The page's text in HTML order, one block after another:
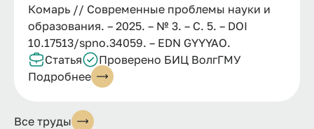
Комарь // Современные проблемы науки и
образования. – 2025. – № 3. – С. 5. – DOI
10.17513/spno.34059. – EDN GYYYAO.
Статья
Проверено БИЦ ВолгГМУ
Подробнее
Все труды